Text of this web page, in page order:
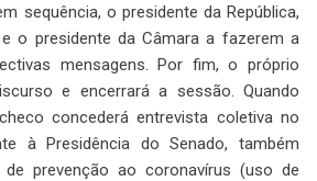
sequência, o presidente da República,
o presidente da Câmara a fazerem a
mensagens. Por fim, o próprio
e encerrará a sessão. Quando
concederá entrevista coletiva no
à Presidência do Senado, também
de prevenção ao coronavírus (uso de